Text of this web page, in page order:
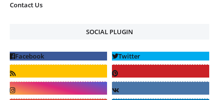
Contact Us
SOCIAL PLUGIN